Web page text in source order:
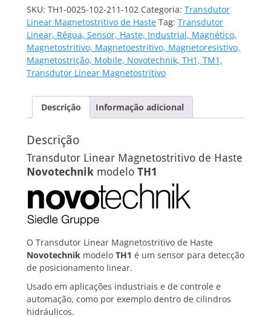
102-
211-
102
quantidade
SKU: TH1-0025-102-211-102 Categoria: Transdutor
Linear Magnetostritivo de Haste Tag: Transdutor
Linear, Régua, Sensor, Haste, Industrial, Magnético,
Magnetostritivo, Magnetoestritivo, Magnetoresistivo,
Magnetostrição, Mobile, Novotechnik, TH1, TM1,
Transdutor Linear Magnetostritivo
Descrição Informação adicional
Descrição
Transdutor Linear Magnetostritivo de Haste
Novotechnik modelo TH1
O Transdutor Linear Magnetostritivo de Haste
Novotechnik modelo TH1 é um sensor para detecção
de posicionamento linear.
Usado em aplicações industriais e de controle e
automação, como por exemplo dentro de cilindros
hidráulicos.